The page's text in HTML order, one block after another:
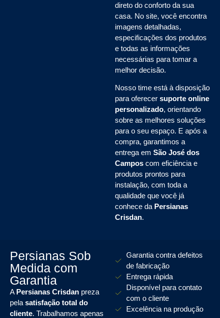
direto do conforto da sua
casa. No site, você encontra
imagens detalhadas,
especificações dos produtos
e todas as informações
necessárias para tomar a
melhor decisão.
Nosso time está à disposição
para oferecer suporte online
personalizado, orientando
sobre as melhores soluções
para o seu espaço. E após a
compra, garantimos a
entrega em São José dos
Campos com eficiência e
produtos prontos para
instalação, com toda a
qualidade que você já
conhece da Persianas
Crisdan.
Persianas Sob
Medida com
Garantia
A Persianas Crisdan preza
pela satisfação total do
cliente. Trabalhamos apenas
Garantia contra defeitos
de fabricação
Entrega rápida
Disponível para contato
com o cliente
Excelência na produção